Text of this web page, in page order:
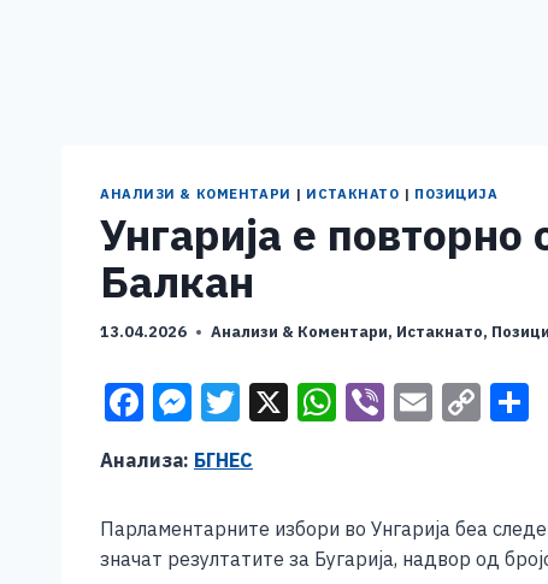
АНАЛИЗИ & КОМЕНТАРИ | ИСТАКНАТО | ПОЗИЦИЈА
Унгарија е
Балкан
13.04.2026 Анализи & Коментари, Истакнато,
F
c
e
b
M
e
ss
e
n
T
wi
tt
er
X W
s
A
Vi E
l
C
y
Li
e
Анализа: БГНЕС
Парламентарните избори во Унгарија беа
значат резултатите за Бугарија, надвор од